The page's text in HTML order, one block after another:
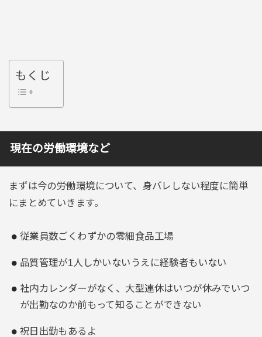
もくじ
現在の労働環境など
まずは今の労働環境について、身バレしない程度に簡単
にまとめていきます。
従業員数ごくわずかの零細食品工場
品質管理が1人しかいないうえに経験者もいない
社内カレンダーがなく、大型連休はいつが休みでいつ
が出勤なのか前もって知ることができない
祝日出勤もあるよ